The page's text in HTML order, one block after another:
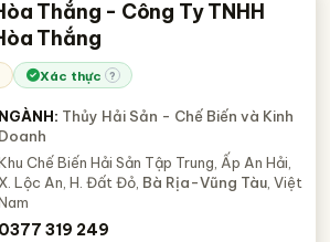
Thắng - Công Ty TNHH
Thắng
Xác thực ?
NGÀNH: Thủy Hải Sản - Chế Biến và Kinh
Doanh
Chế Biến Hải Sản Tập Trung, Ấp An Hải,
X. Lộc An, H. Đất Đỏ, Bà Rịa-Vũng Tàu, Việt
0377 319 249